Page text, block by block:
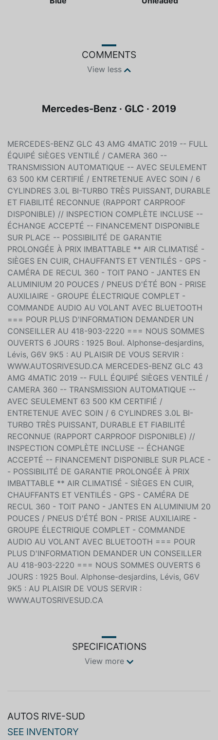
COMMENTS
View less
Mercedes-Benz · GLC · 2019
MERCEDES-BENZ GLC 43 AMG 4MATIC 2019 -- FULL
ÉQUIPÉ SIÈGES VENTILÉ / CAMERA 360 --
TRANSMISSION AUTOMATIQUE -- AVEC SEULEMENT
63 500 KM CERTIFIÉ / ENTRETENUE AVEC SOIN / 6
CYLINDRES 3.0L BI-TURBO TRÈS PUISSANT, DURABLE
ET FIABILITÉ RECONNUE (RAPPORT CARPROOF
DISPONIBLE) // INSPECTION COMPLÈTE INCLUSE --
ÉCHANGE ACCEPTÉ -- FINANCEMENT DISPONIBLE
SUR PLACE -- POSSIBILITÉ DE GARANTIE
PROLONGÉE À PRIX IMBATTABLE ** AIR CLIMATISÉ -
SIÈGES EN CUIR, CHAUFFANTS ET VENTILÉS - GPS -
CAMÉRA DE RECUL 360 - TOIT PANO - JANTES EN
ALUMINIUM 20 POUCES / PNEUS D'ÉTÉ BON - PRISE
AUXILIAIRE - GROUPE ÉLECTRIQUE COMPLET -
COMMANDE AUDIO AU VOLANT AVEC BLUETOOTH
=== POUR PLUS D'INFORMATION DEMANDER UN
CONSEILLER AU 418-903-2220 === NOUS SOMMES
OUVERTS 6 JOURS : 1925 Boul. Alphonse-desjardins,
Lévis, G6V 9K5 : AU PLAISIR DE VOUS SERVIR :
WWW.AUTOSRIVESUD.CA MERCEDES-BENZ GLC 43
AMG 4MATIC 2019 -- FULL ÉQUIPÉ SIÈGES VENTILÉ /
CAMERA 360 -- TRANSMISSION AUTOMATIQUE --
AVEC SEULEMENT 63 500 KM CERTIFIÉ /
ENTRETENUE AVEC SOIN / 6 CYLINDRES 3.0L BI-
TURBO TRÈS PUISSANT, DURABLE ET FIABILITÉ
RECONNUE (RAPPORT CARPROOF DISPONIBLE) //
INSPECTION COMPLÈTE INCLUSE -- ÉCHANGE
ACCEPTÉ -- FINANCEMENT DISPONIBLE SUR PLACE -
- POSSIBILITÉ DE GARANTIE PROLONGÉE À PRIX
IMBATTABLE ** AIR CLIMATISÉ - SIÈGES EN CUIR,
CHAUFFANTS ET VENTILÉS - GPS - CAMÉRA DE
RECUL 360 - TOIT PANO - JANTES EN ALUMINIUM 20
POUCES / PNEUS D'ÉTÉ BON - PRISE AUXILIAIRE -
GROUPE ÉLECTRIQUE COMPLET - COMMANDE
AUDIO AU VOLANT AVEC BLUETOOTH === POUR
PLUS D'INFORMATION DEMANDER UN CONSEILLER
AU 418-903-2220 === NOUS SOMMES OUVERTS 6
JOURS : 1925 Boul. Alphonse-desjardins, Lévis, G6V
9K5 : AU PLAISIR DE VOUS SERVIR :
WWW.AUTOSRIVESUD.CA
SPECIFICATIONS
View more
AUTOS RIVE-SUD
SEE INVENTORY